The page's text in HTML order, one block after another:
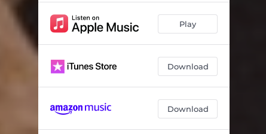
Play
Download
Download